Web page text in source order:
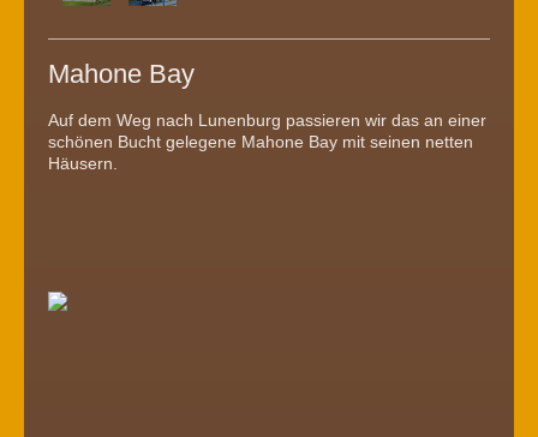
Mahone Bay
Auf dem Weg nach Lunenburg passieren wir das an einer
schönen Bucht gelegene Mahone Bay mit seinen netten
Häusern.